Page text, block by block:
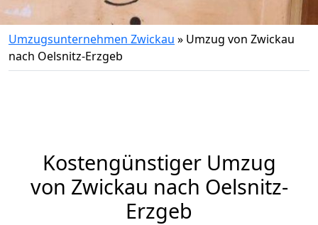
Umzugsunternehmen Zwickau » Umzug von Zwickau
nach Oelsnitz-Erzgeb
Kostengünstiger Umzug
von Zwickau nach Oelsnitz-
Erzgeb